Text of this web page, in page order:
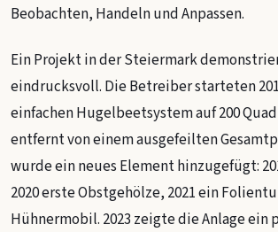
Beobachten, Handeln und Anpassen.
Ein Projekt in der Steiermark
eindrucksvoll. Die Betreiber starteten
einfachen Hugelbeetsystem auf 200
entfernt von einem ausgefeilten
wurde ein neues Element hinzugefügt:
2020 erste Obstgehölze, 2021 ein
Hühnermobil. 2023 zeigte die Anlage ein